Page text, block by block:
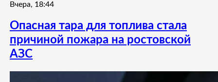
Вчера, 18:44
Опасная тара для топлива стала
причиной пожара на ростовской
АЗС